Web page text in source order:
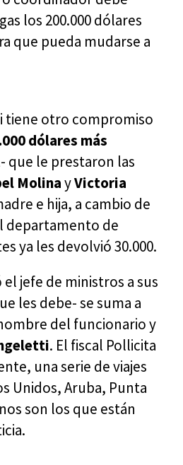
los 200.000 dólares
que pueda mudarse a
tiene otro compromiso
dólares más
que le prestaron las
MolinayVictoria
e hija, a cambio de
departamento de
ya les devolvió 30.000.
jefe de ministros a sus
les debe- se suma a
del funcionario y
. El fiscal Pollicita
una serie de viajes
Unidos, Aruba, Punta
son los que están